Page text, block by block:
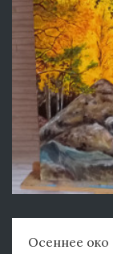
Осеннее око